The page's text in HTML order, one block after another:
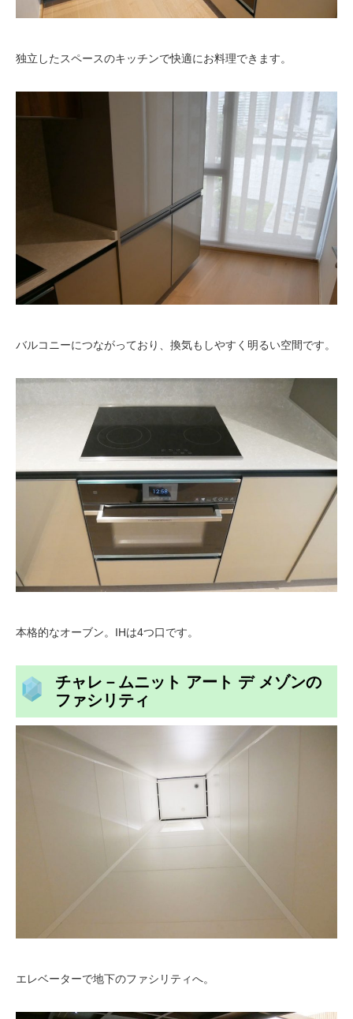
独立したスペースのキッチンで快適にお料理できます。
バルコニーにつながっており、換気もしやすく明るい空間です。
本格的なオーブン。IHは4つ口です。
チャレ－ムニット アート デ メゾンの
ファシリティ
エレベーターで地下のファシリティへ。